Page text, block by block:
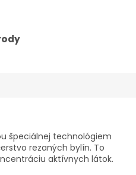
špeciálnej technológiem
rezaných bylín. To
aktívnych látok.